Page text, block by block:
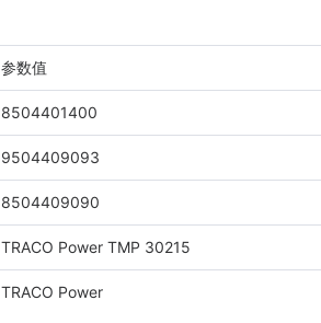
参数值
8504401400
9504409093
8504409090
TRACO Power TMP 30215
TRACO Power